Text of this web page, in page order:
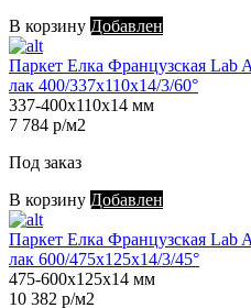
В корзину Добавлен
Паркет Елка Французская Lab
лак 400/337х110х14/3/60°
337-400х110х14 мм
7 784 р/м2
Под заказ
В корзину Добавлен
Паркет Елка Французская Lab
лак 600/475х125х14/3/45°
475-600х125х14 мм
10 382 р/м2